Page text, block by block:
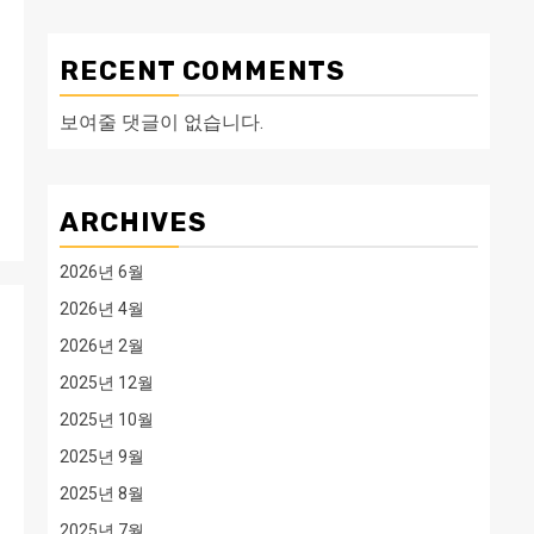
RECENT COMMENTS
보여줄 댓글이 없습니다.
ARCHIVES
2026년 6월
2026년 4월
2026년 2월
2025년 12월
2025년 10월
2025년 9월
2025년 8월